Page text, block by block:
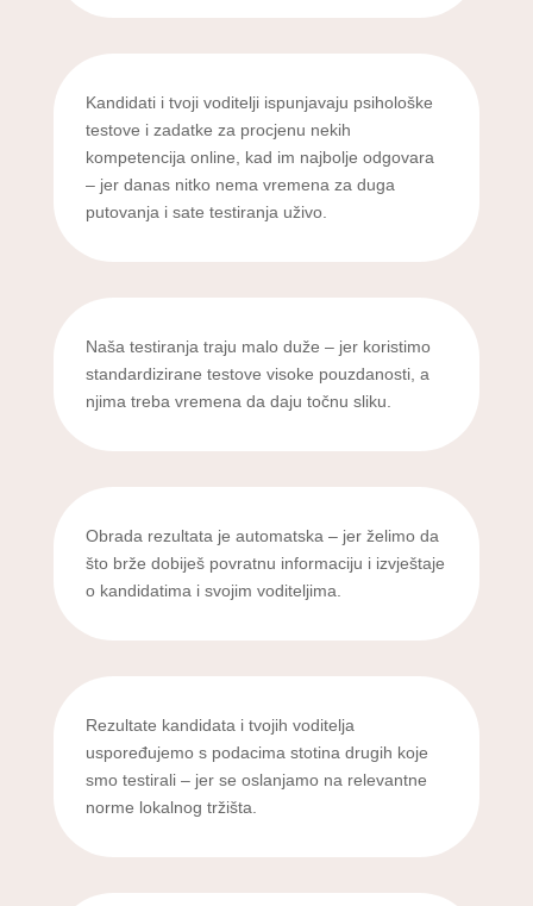
Kandidati i tvoji voditelji ispunjavaju psihološke
testove i zadatke za procjenu nekih
kompetencija online, kad im najbolje odgovara
– jer danas nitko nema vremena za duga
putovanja i sate testiranja uživo.
Naša testiranja traju malo duže – jer koristimo
standardizirane testove visoke pouzdanosti, a
njima treba vremena da daju točnu sliku.
Obrada rezultata je automatska – jer želimo da
što brže dobiješ povratnu informaciju i izvještaje
o kandidatima i svojim voditeljima.
Rezultate kandidata i tvojih voditelja
uspoređujemo s podacima stotina drugih koje
smo testirali – jer se oslanjamo na relevantne
norme lokalnog tržišta.